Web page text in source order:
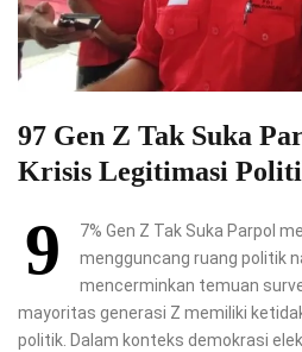
97 Gen Z Tak Suka
Krisis Legitimasi
9
7% Gen Z Tak Suka Parpol
mengguncang ruang politik
mencerminkan temuan
mayoritas generasi Z memiliki
politik. Dalam konteks demokrasi